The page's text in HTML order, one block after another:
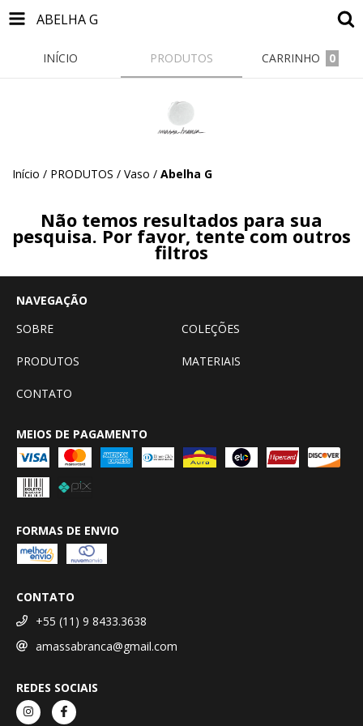
ABELHA G
INÍCIO PRODUTOS CARRINHO 0
Início / PRODUTOS / Vaso / Abelha G
Não temos resultados para sua
pesquisa. Por favor, tente com outros
filtros
NAVEGAÇÃO
SOBRE
COLEÇÕES
PRODUTOS MATERIAIS
CONTATO
MEIOS DE PAGAMENTO
FORMAS DE ENVIO
CONTATO
+55 (11) 9 8433.3638
amassabranca@gmail.com
REDES SOCIAIS